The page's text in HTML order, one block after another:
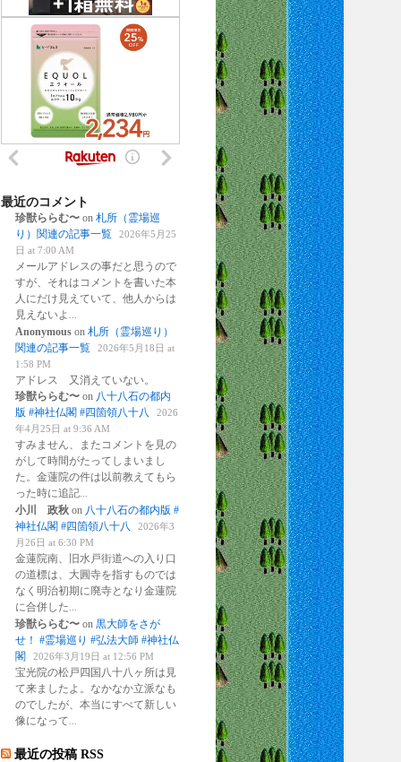
最近のコメント
珍獣ららむ〜on 札所（霊場巡
り）関連の記事一覧
2026年5月25
日 at 7:00 AM
メールアドレスの事だと思うので
すが、それはコメントを書いた本
人にだけ見えていて、他人からは
見えないよ
Anonymouson 札所（霊場巡り）
関連の記事一覧
2026年5月18日 at
1:58 PM
アドレス 又消えていない。
珍獣ららむ〜on 八十八石の都内
版 #神社仏閣 #四箇領八十八
2026
年4月25日 at 9:36 AM
すみません、またコメントを見の
がして時間がたってしまいまし
た。金蓮院の件は以前教えてもら
った時に追記...
小川 政秋on 八十八石の都内版 #
神社仏閣 #四箇領八十八
2026年3
月26日 at 6:30 PM
金蓮院南、旧水戸街道への入り口
の道標は、大圓寺を指すものでは
なく明治初期に廃寺となり金蓮院
に合併した
珍獣ららむ〜on 黒大師をさが
せ！ #霊場巡り #弘法大師 #神社仏
閣
2026年3月19日 at 12:56 PM
宝光院の松戸四国八十八ヶ所は見
て来ましたよ。なかなか立派なも
のでしたが、本当にすべて新しい
像になって
最近の投稿 RSS